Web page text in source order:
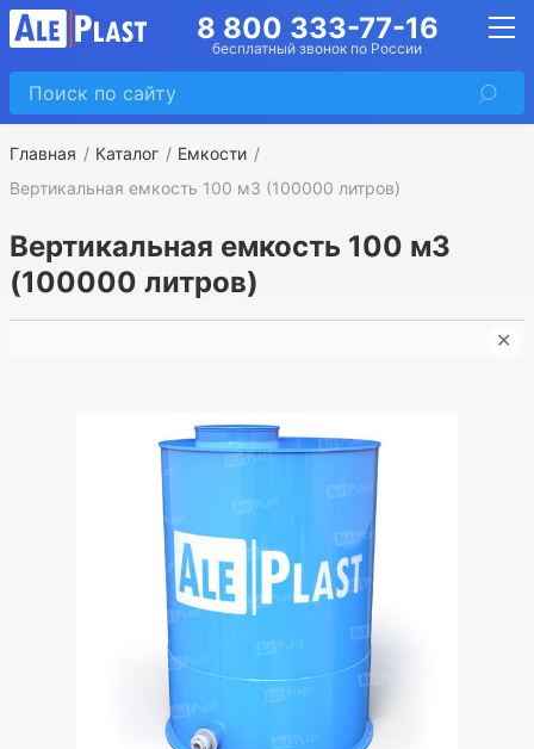
8 800 333-77-16
бесплатный звонок по России
Главная Каталог
Емкости
Вертикальная емкость 100 м3 (100000 литров)
Вертикальная емкость 100 м3
(100000 литров)
✕